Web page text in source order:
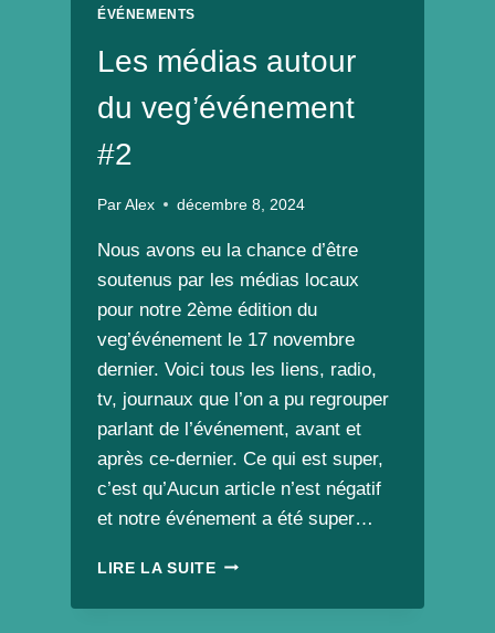
ÉVÉNEMENTS
Les médias autour
du veg’événement
#2
Par Alex décembre 8, 2024
Nous avons eu la chance d’être
soutenus par les médias locaux
pour notre 2ème édition du
veg’événement le 17 novembre
dernier. Voici tous les liens, radio,
tv, journaux que l’on a pu regrouper
parlant de l’événement, avant et
après ce-dernier. Ce qui est super,
c’est qu’Aucun article n’est négatif
et notre événement a été super…
LIRE LA SUITELES
AUTOUR